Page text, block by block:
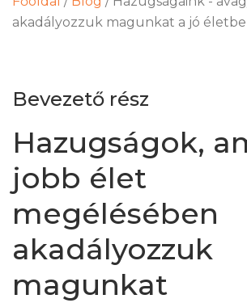
akadályozzuk magunkat a jó
Bevezető rész
Hazugságok,
jobb élet
megélésében
akadályozzuk
magunkat